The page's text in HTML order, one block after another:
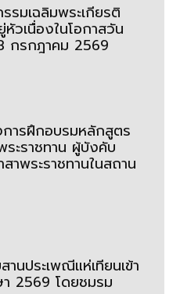
มเฉลิมพระเกียรติ
หัวเนื่องในโอกาสวัน
กรกฎาคม 2569
ารฝึกอบรมหลักสูตร
ระราชทาน ผู้บังคับ
พระราชทานในสถาน
ประเพณีแห่เทียนเข้า
2569 โดยชมรม